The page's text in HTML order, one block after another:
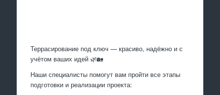
Террасирование под ключ — красиво, надёжно и с
учётом ваших идей 🌿🏡
Наши специалисты помогут вам пройти все этапы
подготовки и реализации проекта: